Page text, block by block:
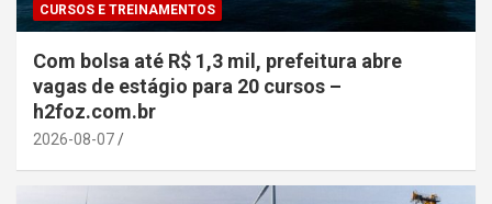
CURSOS E TREINAMENTOS
Com bolsa até R$ 1,3 mil, prefeitura abre
vagas de estágio para 20 cursos –
h2foz.com.br
2026-08-07